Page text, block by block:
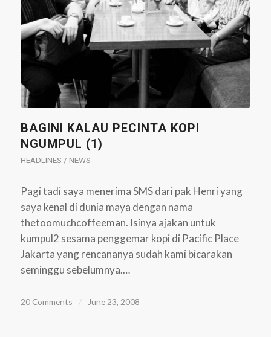
BAGINI KALAU PECINTA KOPI
NGUMPUL (1)
HEADLINES / NEWS
Pagi tadi saya menerima SMS dari pak Henri yang
saya kenal di dunia maya dengan nama
thetoomuchcoffeeman. Isinya ajakan untuk
kumpul2 sesama penggemar kopi di Pacific Place
Jakarta yang rencananya sudah kami bicarakan
seminggu sebelumnya.…
20 Comments / June 23, 2008